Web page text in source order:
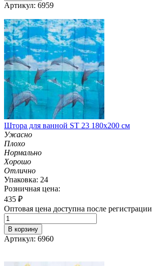
Артикул: 6959
Штора для ванной ST 23 180х200 см
Ужасно
Плохо
Нормально
Хорошо
Отлично
Упаковка: 24
Розничная цена:
435 ₽
Оптовая цена доступна после регистрации
В корзину
Артикул: 6960